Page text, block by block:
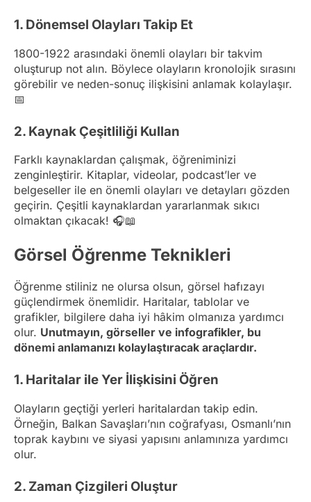
1. Dönemsel Olayları Takip Et
1800-1922 arasındaki önemli olayları bir takvim
oluşturup not alın. Böylece olayların kronolojik sırasını
görebilir ve neden-sonuç ilişkisini anlamak kolaylaşır.
📅
2. Kaynak Çeşitliliği Kullan
Farklı kaynaklardan çalışmak, öğreniminizi
zenginleştirir. Kitaplar, videolar, podcast’ler ve
belgeseller ile en önemli olayları ve detayları gözden
geçirin. Çeşitli kaynaklardan yararlanmak sıkıcı
olmaktan çıkacak! 🎧📖
Görsel Öğrenme Teknikleri
Öğrenme stiliniz ne olursa olsun, görsel hafızayı
güçlendirmek önemlidir. Haritalar, tablolar ve
grafikler, bilgilere daha iyi hâkim olmanıza yardımcı
olur. Unutmayın, görseller ve infografikler, bu
dönemi anlamanızı kolaylaştıracak araçlardır.
1. Haritalar ile Yer İlişkisini Öğren
Olayların geçtiği yerleri haritalardan takip edin.
Örneğin, Balkan Savaşları’nın coğrafyası, Osmanlı’nın
toprak kaybını ve siyasi yapısını anlamınıza yardımcı
olur.
2. Zaman Çizgileri Oluştur